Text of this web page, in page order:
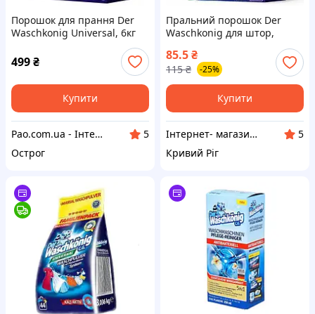
Порошок для прання Der
Waschkonig Universal, 6кг
безфосфатний пральний
порошок
499₴
Купити
Pao.com.ua - Інтернет-магазин
5
Острог
Пральний порошок Der
Waschkonig для штор,
85.5₴
115 ₴ -25%
Купити
Інтернет- магазин " Товари в Дім"
5
Кривий Ріг